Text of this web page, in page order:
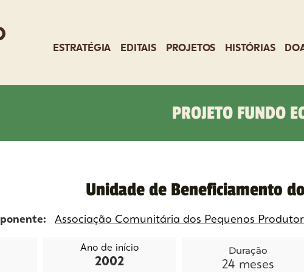
ESTRATÉGIA EDITAIS PROJETOS HISTÓRIAS
PROJETO FUNDO
Unidade de Beneficiamento
Associação Comunitária dos Pequenos
Ano de início
2002
Duração
24 meses